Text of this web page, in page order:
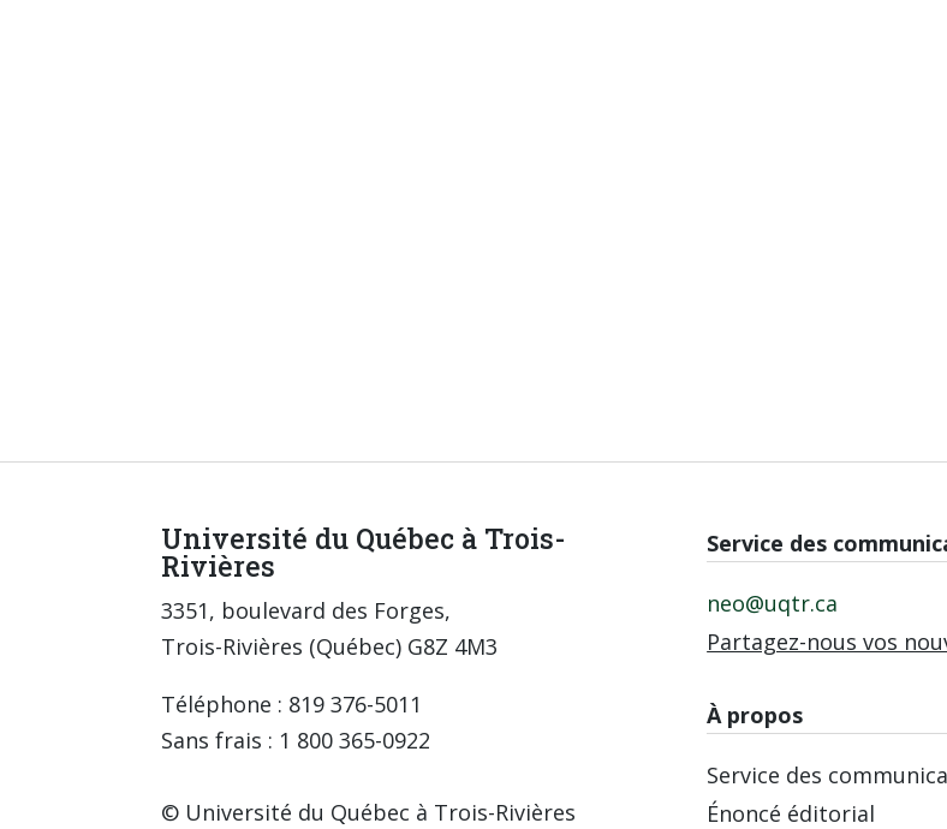
Université du Québec à Trois-
Rivières
3351, boulevard des Forges,
Trois-Rivières (Québec) G8Z 4M3
Téléphone : 819 376-5011
Sans frais : 1 800 365-0922
© Université du Québec à Trois-Rivières
Service des
neo@uqtr.ca
Partagez-nous vos
À propos
Service des
Énoncé éditorial